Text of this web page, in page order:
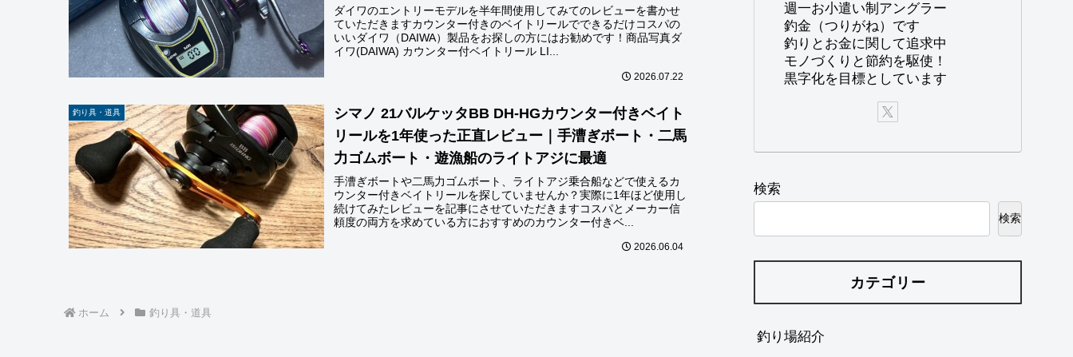
ダイワのエントリーモデルを半年間使用してみてのレビューを書かせ
ていただきますカウンター付きのベイトリールでできるだけコスパの
いいダイワ（DAIWA）製品をお探しの方にはお勧めです！商品写真ダ
イワ(DAIWA) カウンター付ベイトリール LI...
2026.07.22
釣り具・道具
シマノ 21バルケッタBB DH-HGカウンター付きベイト
リールを1年使った正直レビュー｜手漕ぎボート・二馬
力ゴムボート・遊漁船のライトアジに最適
手漕ぎボートや二馬力ゴムボート、ライトアジ乗合船などで使えるカ
ウンター付きベイトリールを探していませんか？実際に1年ほど使用し
続けてみたレビューを記事にさせていただきますコスパとメーカー信
頼度の両方を求めている方におすすめのカウンター付きベ...
2026.06.04
ホーム 釣り具・道具
週一お小遣い制アングラー
釣金（つりがね）です
釣りとお金に関して追求中
モノづくりと節約を駆使！
黒字化を目標としています
検索
検索
カテゴリー
釣り場紹介